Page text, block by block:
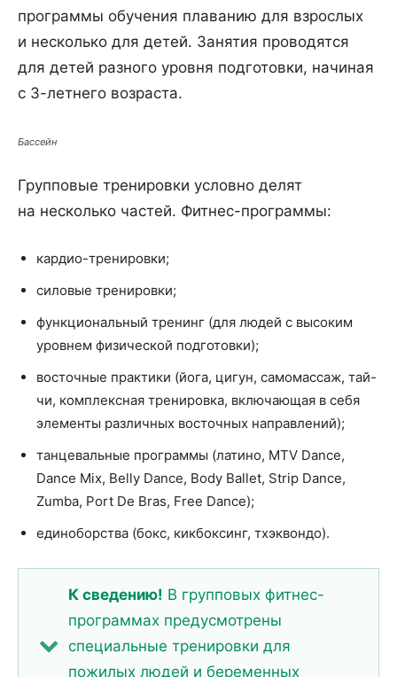
программы обучения плаванию для взрослых
и несколько для детей. Занятия проводятся
для детей разного уровня подготовки, начиная
с 3-летнего возраста.
Бассейн
Групповые тренировки условно делят
на несколько частей. Фитнес-программы:
кардио-тренировки;
силовые тренировки;
функциональный тренинг (для людей с высоким
уровнем физической подготовки);
восточные практики (йога, цигун, самомассаж, тай-
чи, комплексная тренировка, включающая в себя
элементы различных восточных направлений);
танцевальные программы (латино, MTV Dance,
Dance Mix, Belly Dance, Body Ballet, Strip Dance,
Zumba, Port De Bras, Free Dance);
единоборства (бокс, кикбоксинг, тхэквондо).
К сведению! В групповых фитнес-
программах предусмотрены
специальные тренировки для
пожилых людей и беременных